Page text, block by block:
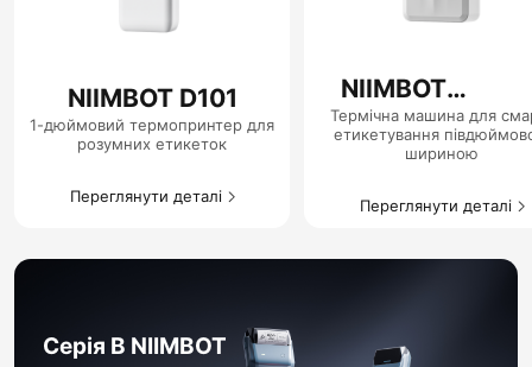
NIIMBOT D101
1-дюймовий термопринтер для
розумних етикеток
Переглянути деталі
NIIMBOT
D110_M
Термічна машина для
етикетування
шириною
Переглянути деталі
Серія B NIIMBOT